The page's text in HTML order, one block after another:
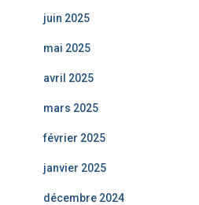
juin 2025
mai 2025
avril 2025
mars 2025
février 2025
janvier 2025
décembre 2024